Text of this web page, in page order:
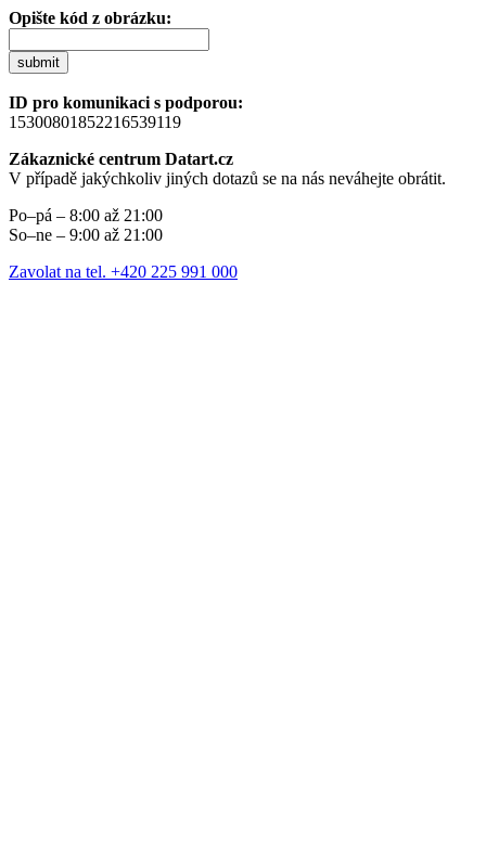
Opište kód z obrázku:
submit
ID pro komunikaci s podporou:
15300801852216539119
Zákaznické centrum Datart.cz
V případě jakýchkoliv jiných dotazů se na nás neváhejte obrátit.
Po–pá – 8:00 až 21:00
So–ne – 9:00 až 21:00
Zavolat na tel. +420 225 991 000